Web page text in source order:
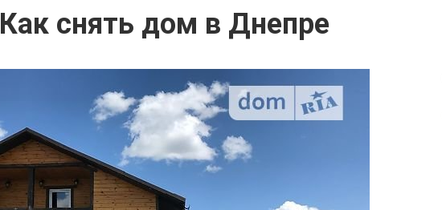
Как снять дом в Днепре